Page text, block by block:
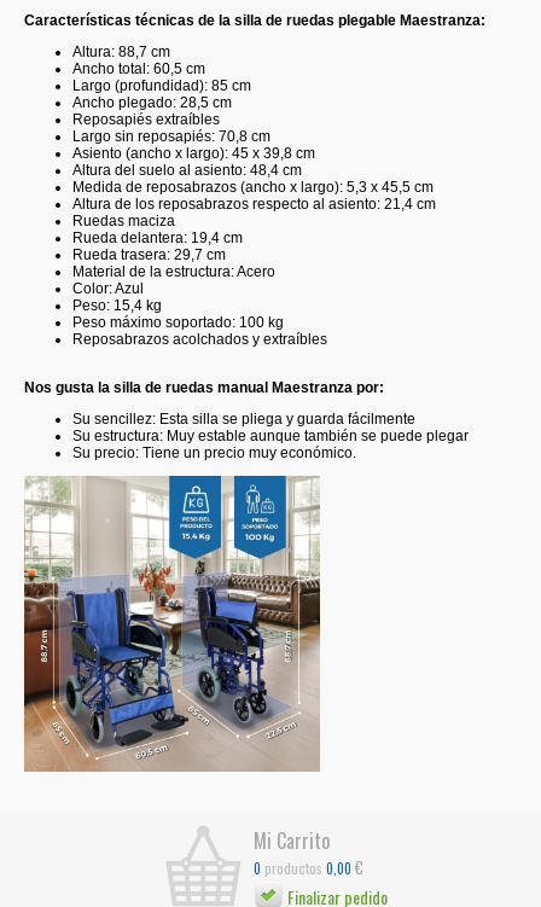
Características técnicas de la silla de ruedas plegable Maestranza:
Altura: 88,7 cm
Ancho total: 60,5 cm
Largo (profundidad): 85 cm
Ancho plegado: 28,5 cm
Reposapiés extraíbles
Largo sin reposapiés: 70,8 cm
Asiento (ancho x largo): 45 x 39,8 cm
Altura del suelo al asiento: 48,4 cm
Medida de reposabrazos (ancho x largo): 5,3 x 45,5 cm
Altura de los reposabrazos respecto al asiento: 21,4 cm
Ruedas maciza
Rueda delantera: 19,4 cm
Rueda trasera: 29,7 cm
Material de la estructura: Acero
Color: Azul
Peso: 15,4 kg
Peso máximo soportado: 100 kg
Reposabrazos acolchados y extraíbles
Nos gusta la silla de ruedas manual Maestranza por:
Su sencillez: Esta silla se pliega y guarda fácilmente
Su estructura: Muy estable aunque también se puede plegar
Su precio: Tiene un precio muy económico.
Mi Carrito
0 productos 0,00 €
Finalizar pedido